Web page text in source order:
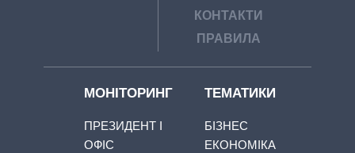
КОНТАКТИ
ПРАВИЛА
МОНІТОРИНГ
ПРЕЗИДЕНТ І
ОФІС
ТЕМАТИКИ
БІЗНЕС
ЕКОНОМІКА